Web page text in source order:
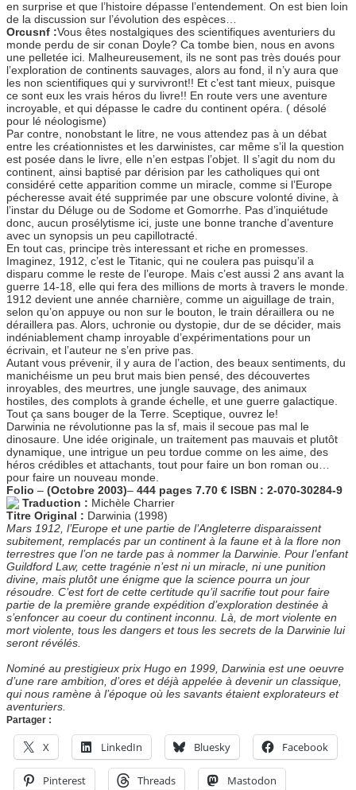
en surprise et que l’histoire dépasse l’entendement. On est bien loin
de la discussion sur l’évolution des espèces…
Orcusnf :Vous êtes nostalgiques des scientifiques aventuriers du
monde perdu de sir conan Doyle? Ca tombe bien, nous en avons
une pelletée ici. Malheureusement, ils ne sont pas très doués pour
l’exploration de continents sauvages, alors au fond, il n’y aura que
les non scientifiques qui y survivront!! Et c’est tant mieux, puisque
ce sont eux les vrais héros du livre!! En route vers une aventure
incroyable, et qui dépasse le cadre du continent opéra. ( désolé
pour lé néologisme)
Par contre, nonobstant le litre, ne vous attendez pas à un débat
entre les créationnistes et les darwinistes, car même s’il la question
est posée dans le livre, elle n’en estpas l’objet. Il s’agit du nom du
continent, ainsi baptisé par dérision par les catholiques qui ont
considéré cette apparition comme un miracle, comme si l’Europe
pécheresse avait été supprimée par une obscure volonté divine, à
l’instar du Déluge ou de Sodome et Gomorrhe. Pas d’inquiétude
donc, aucun prosélytisme ici, juste une bonne tranche d’aventure
avec un synopsis un peu capillotracté.
En tout cas, principe très interessant et riche en promesses.
Imaginez, 1912, c’est le Titanic, qui ne coulera pas puisqu’il a
disparu comme le reste de l’europe. Mais c’est aussi 2 ans avant la
guerre 14-18, elle qui fera des millions de morts à travers le monde.
1912 devient une année charnière, comme un aiguillage de train,
selon qu’on appuye ou non sur le bouton, le train déraillera ou ne
déraillera pas. Alors, uchronie ou dystopie, dur de se décider, mais
indéniablement champ inroyable d’expérimentations pour un
écrivain, et l’auteur ne s’en prive pas.
Autant vous prévenir, il y aura de l’action, des beaux sentiments, du
manichéisme un peu brut mais bien pensé, des découvertes
inroyables, des meurtres, une jungle sauvage, des animaux
hostiles, des complots à grande échelle, et une guerre galactique.
Tout ça sans bouger de la Terre. Sceptique, ouvrez le!
Darwinia ne révolutionne pas la sf, mais il secoue pas mal le
dinosaure. Une idée originale, un traitement pas mauvais et plutôt
dynamique, une intrigue un peu tordue comme on les aime, des
héros crédibles et attachants, tout pour faire un bon roman ou…
pour faire un nouveau monde.
Folio – (Octobre 2003)– 444 pages 7.70 € ISBN : 2-070-30284-9
Traduction : Michèle Charrier
Titre Original : Darwinia (1998)
Mars 1912, l’Europe et une partie de l’Angleterre disparaissent
subitement, remplacés par un continent à la faune et à la flore non
terrestres que l’on ne tarde pas à nommer la Darwinie. Pour l’enfant
Guildford Law, cette tragénie n’est ni un miracle, ni une punition
divine, mais plutôt une énigme que la science pourra un jour
résoudre. C’est fort de cette certitude qu’il sacrifie tout pour faire
partie de la première grande expédition d’exploration destinée à
s’enfoncer au coeur du continent inconnu. Là, de mort violente en
mort violente, tous les dangers et tous les secrets de la Darwinie lui
seront révélés.
Nominé au prestigieux prix Hugo en 1999, Darwinia est une oeuvre
d’une rare ambition, d’ores et déjà appelée à devenir un classique,
qui nous ramène à l’époque où les savants étaient explorateurs et
aventuriers.
Partager :
X LinkedIn Bluesky Facebook
Pinterest Threads Mastodon